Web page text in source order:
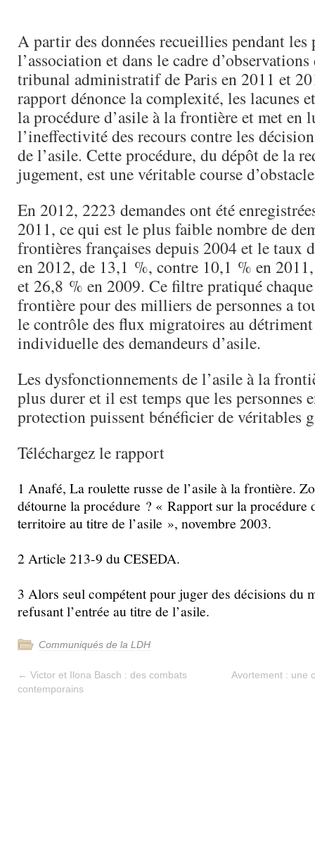
A partir des données recueillies pendant les
l’association et dans le cadre d’observations
tribunal administratif de Paris en 2011 et
rapport dénonce la complexité, les lacunes
la procédure d’asile à la frontière et met en
l’ineffectivité des recours contre les
de l’asile. Cette procédure, du dépôt de la
jugement, est une véritable course
En 2012, 2223 demandes ont été
2011, ce qui est le plus faible nombre de
frontières françaises depuis 2004 et le taux
en 2012, de 13,1 %, contre 10,1 % en
et 26,8 % en 2009. Ce filtre pratiqué chaque
frontière pour des milliers de personnes a
le contrôle des flux migratoires au
individuelle des demandeurs d’asile.
Les dysfonctionnements de l’asile à la
plus durer et il est temps que les personnes
protection puissent bénéficier de véritables
Téléchargez le rapport
1 Anafé, La roulette russe de l’asile à la frontière.
détourne la procédure ? « Rapport sur la procédure
territoire au titre de l’asile », novembre 2003.
2 Article 213-9 du CESEDA.
3 Alors seul compétent pour juger des décisions du
refusant l’entrée au titre de l’asile.
Communiqués de la LDH
← Victor et Ilona Basch : des combats
contemporains
Avortement : une